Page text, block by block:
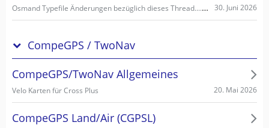
Osmand Typefile Änderungen bezüglich dieses Thread....., mögliche Fehlerquelle warum es nicht gehen kann... 30. Juni 2026
CompeGPS / TwoNav
CompeGPS/TwoNav Allgemeines
Velo Karten für Cross Plus 20. Mai 2026
CompeGPS Land/Air (CGPSL)